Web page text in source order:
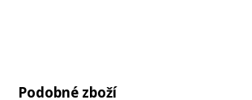
Podobné zboží